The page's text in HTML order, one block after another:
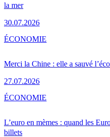
la mer
30.07.2026
Merci la Chine : elle a sauvé
27.07.2026
ÉCONOMIE
L’euro en mèmes : quand les
billets
ÉCONOMIE